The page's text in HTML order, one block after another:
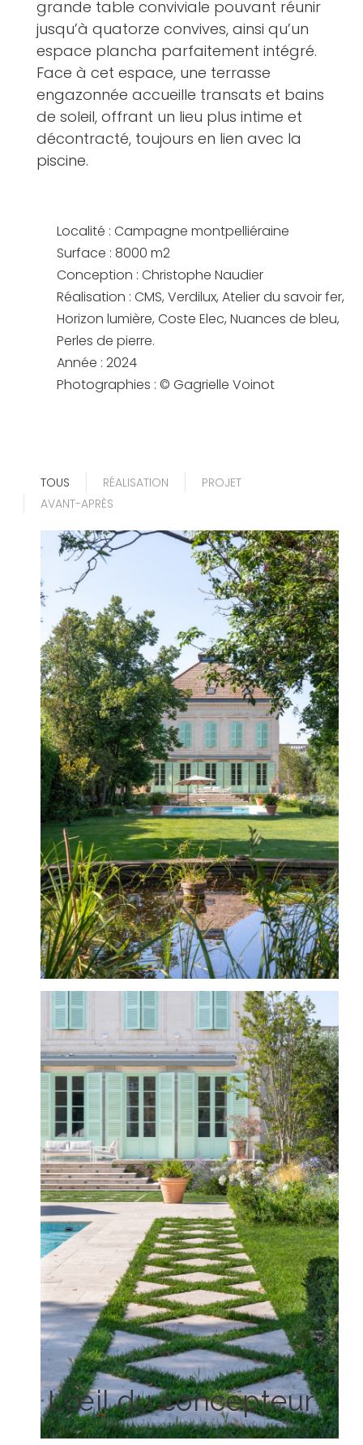
grande table conviviale pouvant réunir
jusqu’à quatorze convives, ainsi qu’un
espace plancha parfaitement intégré.
Face à cet espace, une terrasse
engazonnée accueille transats et bains
de soleil, offrant un lieu plus intime et
décontracté, toujours en lien avec la
piscine.
Localité : Campagne montpelliéraine
Surface : 8000 m2
Conception : Christophe Naudier
Réalisation : CMS, Verdilux, Atelier du savoir fer,
Horizon lumière, Coste Elec, Nuances de bleu,
Perles de pierre.
Année : 2024
Photographies : © Gagrielle Voinot
TOUS RÉALISATION
PROJET
AVANT-APRÈS
L’œil du concepteur